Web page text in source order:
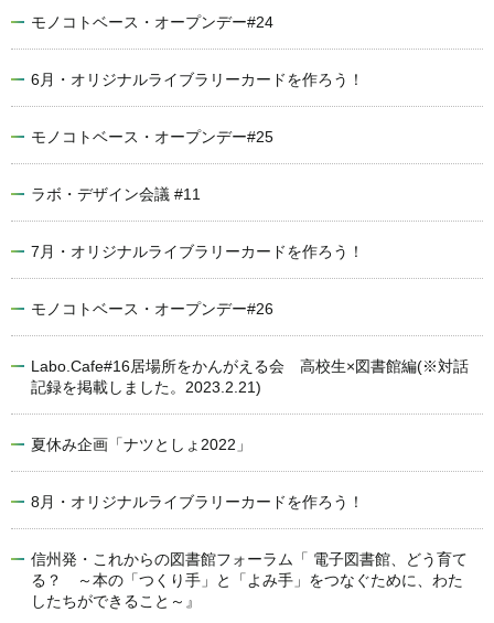
モノコトベース・オープンデー#24
6月・オリジナルライブラリーカードを作ろう！
モノコトベース・オープンデー#25
ラボ・デザイン会議 #11
7月・オリジナルライブラリーカードを作ろう！
モノコトベース・オープンデー#26
Labo.Cafe#16居場所をかんがえる会 高校生×図書館編(※対話
記録を掲載しました。2023.2.21)
夏休み企画「ナツとしょ2022」
8月・オリジナルライブラリーカードを作ろう！
信州発・これからの図書館フォーラム「 電子図書館、どう育て
る？ ～本の「つくり手」と「よみ手」をつなぐために、わた
したちができること～』